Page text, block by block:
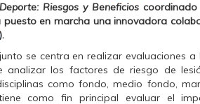
Riesgos y Beneficios
puesto en marcha una innovadora
).
se centra en realizar evaluaciones
analizar los factores de riesgo de
como fondo, medio fondo,
como fin principal evaluar el